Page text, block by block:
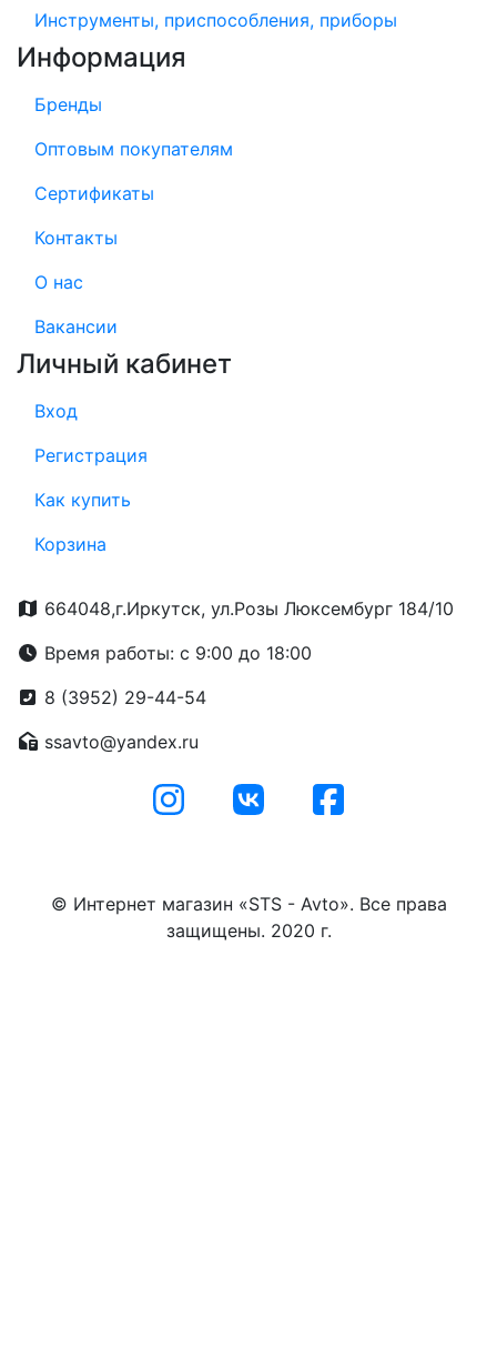
Инструменты, приспособления, приборы
Информация
Бренды
Оптовым покупателям
Сертификаты
Контакты
О нас
Вакансии
Личный кабинет
Вход
Регистрация
Как купить
Корзина
664048,г.Иркутск, ул.Розы Люксембург 184/10
Время работы: с 9:00 до 18:00
8 (3952) 29-44-54
ssavto@yandex.ru
© Интернет магазин «STS - Avto». Все права
защищены. 2020 г.